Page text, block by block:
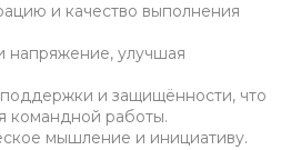
и качество выполнения
напряжение, улучшая
и защищённости, что
командной работы.
мышление и инициативу.